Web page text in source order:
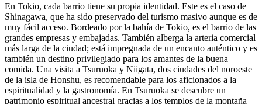
En Tokio, cada barrio tiene su propia identidad. Este es el caso de
Shinagawa, que ha sido preservado del turismo masivo aunque es de
muy fácil acceso. Bordeado por la bahía de Tokio, es el barrio de las
grandes empresas y embajadas. También alberga la arteria comercial
más larga de la ciudad; está impregnada de un encanto auténtico y es
también un destino privilegiado para los amantes de la buena
comida. Una visita a Tsuruoka y Niigata, dos ciudades del noroeste
de la isla de Honshu, es recomendable para los aficionados a la
espiritualidad y la gastronomía. En Tsuruoka se descubre un
patrimonio espiritual ancestral gracias a los templos de la montaña